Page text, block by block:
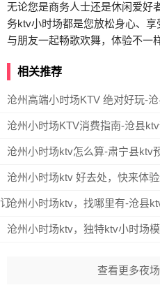
无论您是商务人士还是休闲爱好
务ktv小时场都是您放松身心、享
与朋友一起畅歌欢舞，体验不一
相关推荐
沧州高端小时场KTV 绝对好玩-
沧州小时场KTV消费指南-沧县
沧州小时场ktv怎么算-肃宁县ktv
沧州小时场ktv 好去处，快来体
订沧州小时场ktv，找哪里有-沧县
沧州小时场ktv，独特ktv小时场
查看更多夜